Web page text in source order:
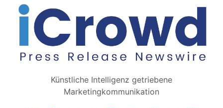
Künstliche Intelligenz getriebene
Marketingkommunikation